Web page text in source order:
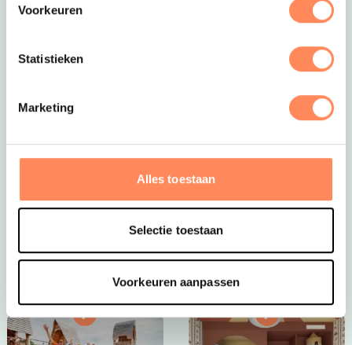
Voorkeuren
Statistieken
Marketing
Alles toestaan
Selectie toestaan
Voorkeuren aanpassen
eindeloos in de natuur, bouwen ze hutten, spetteren ze
avontuur. Een paradijs voor jonge ontdekkers én een
plek waar ouders helemaal tot rust komen.
Bekijk Huttopia de Roos